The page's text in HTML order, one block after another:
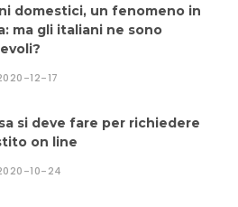
domestici, un fenomeno in
ma gli italiani ne sono
12-17
si deve fare per richiedere
on line
10-24